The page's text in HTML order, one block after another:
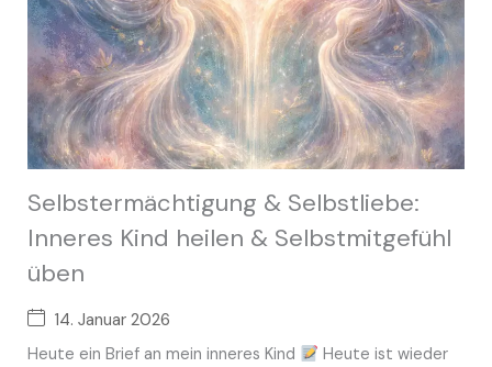
Selbstermächtigung & Selbstliebe:
Inneres Kind heilen & Selbstmitgefühl
üben
14. Januar 2026
Heute ein Brief an mein inneres Kind
Heute ist wieder